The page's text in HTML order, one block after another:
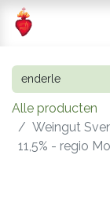
Alle producten
Weingut
11,5% - regio